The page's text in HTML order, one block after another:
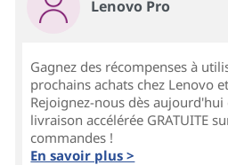
Lenovo Pro
Gagnez des récompenses à
prochains achats chez Lenovo
Rejoignez-nous dès
livraison accélérée GRATUITE
commandes !
En savoir plus >